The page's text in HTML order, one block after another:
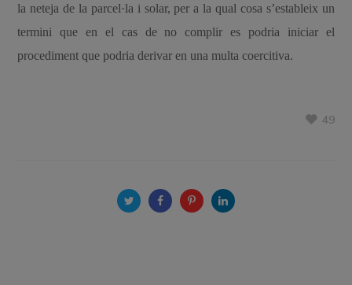
la neteja de la parcel·la i solar, per a la qual cosa s’estableix un
termini que en el cas de no complir es podria iniciar el
procediment que podria derivar en una multa coercitiva.
49